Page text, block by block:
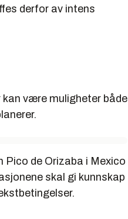
derfor av intens
være muligheter både
Pico de Orizaba i Mexico
skal gi kunnskap